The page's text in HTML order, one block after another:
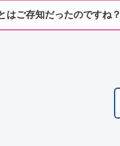
はご存知だったのですね？